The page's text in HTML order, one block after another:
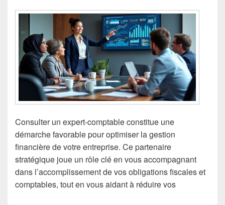
Consulter un expert-comptable constitue une
démarche favorable pour optimiser la gestion
financière de votre entreprise. Ce partenaire
stratégique joue un rôle clé en vous accompagnant
dans l’accomplissement de vos obligations fiscales et
comptables, tout en vous aidant à réduire vos